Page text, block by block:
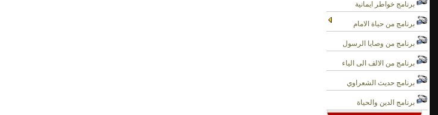
برنامج خواطر ايمانية
برنامج من حياة الامام
برنامج من وصايا الرسول
برنامج من الالف الى الياء
برنامج حديث الشعراوي
برنامج الدين والحياة